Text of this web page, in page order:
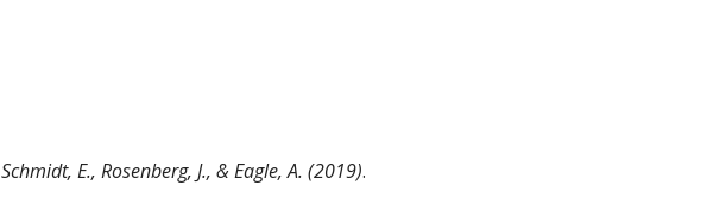
Schmidt, E., Rosenberg, J., & Eagle, A. (2019).